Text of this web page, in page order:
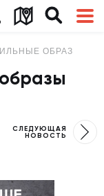
ОБРАЗЫ
СЛЕДУЮЩАЯ
НОВОСТЬ